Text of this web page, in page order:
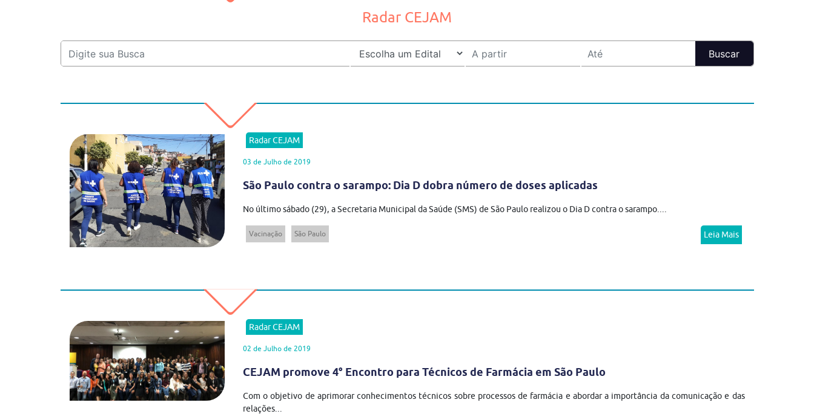
Radar CEJAM
Radar CEJAM
03 de Julho de 2019
São Paulo contra o sarampo: Dia D dobra número de doses aplicadas
No último sábado (29), a Secretaria Municipal da Saúde (SMS) de São Paulo realizou o Dia D contra o sarampo....
Vacinação São Paulo Leia Mais
Radar CEJAM
02 de Julho de 2019
CEJAM promove 4° Encontro para Técnicos de Farmácia em São Paulo
Com o objetivo de aprimorar conhecimentos técnicos sobre processos de farmácia e abordar a importância da comunicação e das
relações...